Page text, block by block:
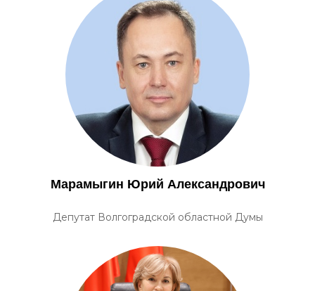
Марамыгин Юрий Александрович
Депутат Волгоградской областной Думы